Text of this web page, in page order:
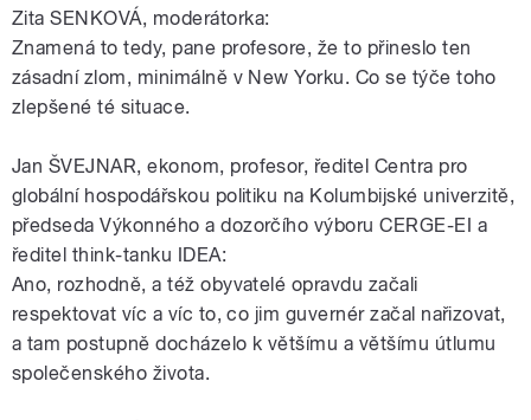
Zita SENKOVÁ, moderátorka:
Znamená to tedy, pane profesore, že to přineslo ten
zásadní zlom, minimálně v New Yorku. Co se týče toho
zlepšené té situace.
Jan ŠVEJNAR, ekonom, profesor, ředitel Centra pro
globální hospodářskou politiku na Kolumbijské univerzitě,
předseda Výkonného a dozorčího výboru CERGE-EI a
ředitel think-tanku IDEA:
Ano, rozhodně, a též obyvatelé opravdu začali
respektovat víc a víc to, co jim guvernér začal nařizovat,
a tam postupně docházelo k většímu a většímu útlumu
společenského života.